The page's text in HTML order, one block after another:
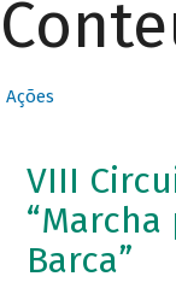
Ações
VIII
Barca”